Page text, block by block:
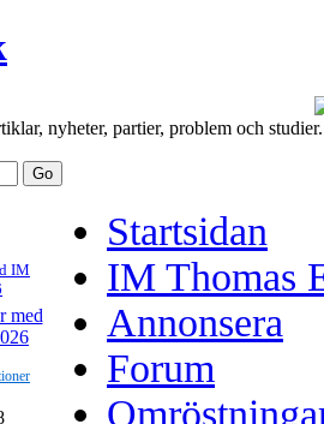
nyheter, partier, problem och
IM
Startsidan
IM Thomas
Annonsera
Forum